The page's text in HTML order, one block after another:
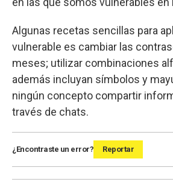
Algunas recetas sencillas para
vulnerable es cambiar las
meses; utilizar combinaciones
además incluyan símbolos y
ningún concepto compartir
través de chats.
¿Encontraste un error? Reportar